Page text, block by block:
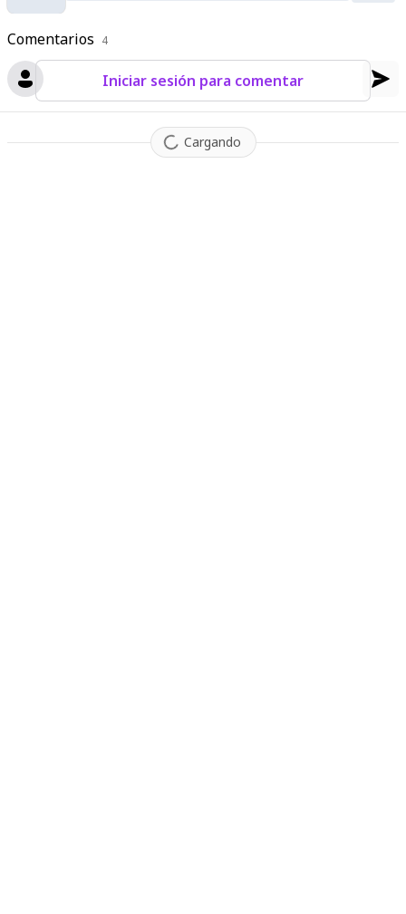
Comentarios 4
Iniciar sesión para comentar
Cargando